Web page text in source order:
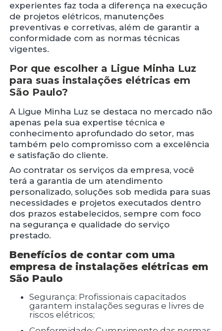
experientes faz toda a diferença na execução
de projetos elétricos, manutenções
preventivas e corretivas, além de garantir a
conformidade com as normas técnicas
vigentes.
Por que escolher a Ligue Minha Luz
para suas instalações elétricas em
São Paulo?
A Ligue Minha Luz se destaca no mercado não
apenas pela sua expertise técnica e
conhecimento aprofundado do setor, mas
também pelo compromisso com a excelência
e satisfação do cliente.
Ao contratar os serviços da empresa, você
terá a garantia de um atendimento
personalizado, soluções sob medida para suas
necessidades e projetos executados dentro
dos prazos estabelecidos, sempre com foco
na segurança e qualidade do serviço
prestado.
Benefícios de contar com uma
empresa de instalações elétricas em
São Paulo
Segurança: Profissionais capacitados
garantem instalações seguras e livres de
riscos elétricos;